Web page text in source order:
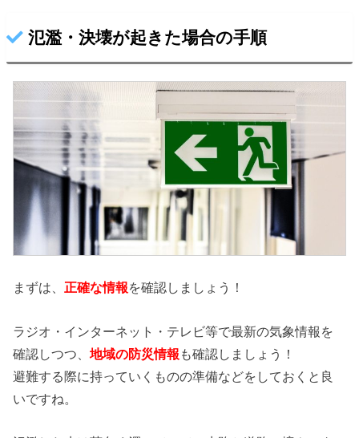
氾濫・決壊が起きた場合の手順
まずは、 正確な情報を確認しましょう！
ラジオ・インターネット・テレビ等で最新の気象情報を
確認しつつ、地域の防災情報 も確認しましょう！
避難する際に持っていくものの準備などをしておくと良
いですね。